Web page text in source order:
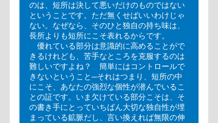
のは、短所は決して悪いだけのものではない
ということです。ただ無くせばいいわけじゃ
ない。なぜなら、そのひと独自の持ち味は、
長所よりも短所にこそ表れるからです。
優れている部分は意識的に高めることがで
きるけれども、苦手なところを克服するのは
難しいですよね？ 簡単にはコントロールで
きないということ─それはつまり、短所の中
にこそ、あなたの強烈な個性が潜んでいるこ
との証です。いま欠けている部分こそは、そ
の書き手にとっていちばん大切な独自性が埋
まっている鉱脈だし、言い換えれば無限の伸